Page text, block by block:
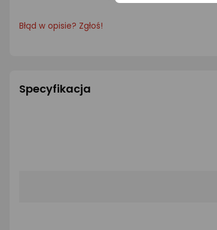
Błąd w opisie? Zgłoś!
Specyfikacja